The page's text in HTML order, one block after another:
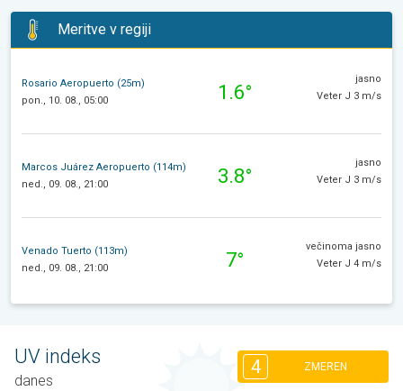
Meritve v regiji
Rosario Aeropuerto (25m)
pon., 10. 08., 05:00
1.6°
jasno
Veter J 3 m/s
Marcos Juárez Aeropuerto (114m)
ned., 09. 08., 21:00
3.8°
jasno
Veter J 3 m/s
Venado Tuerto (113m)
ned., 09. 08., 21:00
7°
večinoma jasno
Veter J 4 m/s
UV indeks
danes
4 ZMEREN